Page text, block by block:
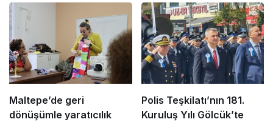
Maltepe’de geri
dönüşümle yaratıcılık
Polis Teşkilatı’nın 181.
Kuruluş Yılı Gölcük’te